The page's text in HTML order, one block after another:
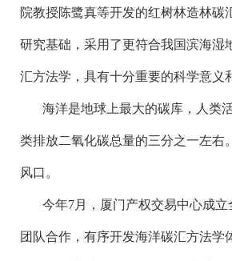
院教授陈鹭真等开发的红树林造林
研究基础，采用了更符合我国滨海湿
汇方法学，具有十分重要的科学意义
海洋是地球上最大的碳库，人类
类排放二氧化碳总量的三分之一左右
风口。
今年7月，厦门产权交易中心成
团队合作，有序开发海洋碳汇方法